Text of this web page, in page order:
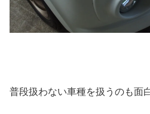
普段扱わない車種を扱うのも面